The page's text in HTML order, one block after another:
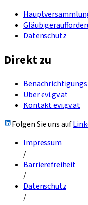
Datenschutz
Direkt zu
Über evi.gv.at
Kontakt evi.gv.at
Folgen Sie uns auf
Impressum
/
Barrierefreiheit
/
Datenschutz
/